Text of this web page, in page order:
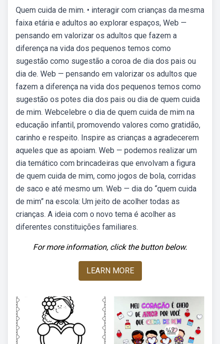
Quem cuida de mim. • interagir com crianças da mesma
faixa etária e adultos ao explorar espaços, Web —
pensando em valorizar os adultos que fazem a
diferença na vida dos pequenos temos como
sugestão como sugestão a coroa de dia dos pais ou
dia de. Web — pensando em valorizar os adultos que
fazem a diferença na vida dos pequenos temos como
sugestão os potes dia dos pais ou dia de quem cuida
de mim. Webcelebre o dia de quem cuida de mim na
educação infantil, promovendo valores como gratidão,
carinho e respeito. Inspire as crianças a agradecerem
aqueles que as apoiam. Web — podemos realizar um
dia temático com brincadeiras que envolvam a figura
de quem cuida de mim, como jogos de bola, corridas
de saco e até mesmo um. Web — dia do “quem cuida
de mim” na escola: Um jeito de acolher todas as
crianças. A ideia com o novo tema é acolher as
diferentes constituições familiares.
For more information, click the button below.
LEARN MORE